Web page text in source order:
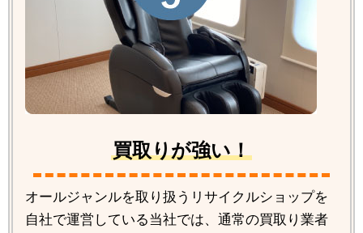
買取りが強い！
オールジャンルを取り扱うリサイクルショップを
自社で運営している当社では、通常の買取り業者